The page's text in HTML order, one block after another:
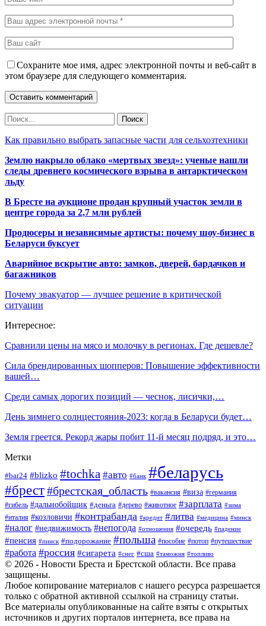
Сохраните мое имя, адрес электронной почты и веб-сайт в
этом браузере для следующего комментария.
Как правильно выбрать запасные части для сельхозтехники
Землю накрыло облако «мертвых звезд»: ученые нашли
следы древнего космического взрыва в антарктическом
льду
В Бресте на аукционе продан крупный участок земли в
центре города за 2,7 млн рублей
Продюсеры и независимые артисты: почему шоу-бизнес в
Беларуси буксует
Аварийное вскрытие авто: замков, дверей, бардачков и
багажников
Почему эвакуатор — лучшее решение в критической
ситуации
Интересное:
Сравнили цены на мясо и молочку в регионах. Где дешевле?
Сила брендированных шопперов: Повышение эффективности
вашей…
Среди самых дорогих позиций — чеснок, лисички,…
День зимнего солнцестояния-2023: когда в Беларуси будет…
Земля греется. Рекорд жары побит 11-й месяц подряд, и это…
Метки
#bar24 #blizko #tochka #авто #банк #беларусь
#брест#брестская_область #вакансия #виза #германия
#гибель #дальнобойщик #деньга #дерево #животное #зарплата #зима
#италия #козловичи #контрабанда #кредит #литва #медицина #минск
#налог #недвижимость #непогода #отношения #очередь #падение
#пенсия #пинск #подорожание #польша #пособие #потоп #путешествие
#работа #россия #сигарета #снег #сша #таможня #топливо
© 2026 - Новости Бреста и Брестской области. Все права
защищены.
Любое копирование материалов с нашего ресурса разрешается
только с обратной активной ссылкой на страницу статьи.
Все материалы опубликованные на сайте взяты с открытых
источников и других порталов интернета, все права на